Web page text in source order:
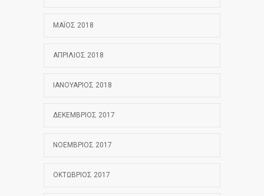
ΜΆΙΟΣ 2018
ΑΠΡΊΛΙΟΣ 2018
ΙΑΝΟΥΆΡΙΟΣ 2018
ΔΕΚΈΜΒΡΙΟΣ 2017
ΝΟΈΜΒΡΙΟΣ 2017
ΟΚΤΏΒΡΙΟΣ 2017